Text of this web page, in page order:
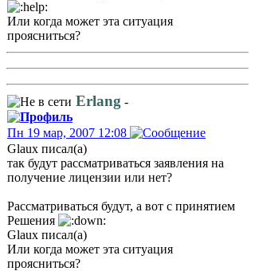
Или когда может эта ситуация
проясниться?
Erlang -
Пн 19 мар, 2007 12:08
Glaux писал(а)
так будут рассматриваться заявления на
получение лицензии или нет?
Рассматриваться будут, а вот с принятием
Решения
Glaux писал(а)
Или когда может эта ситуация
проясниться?